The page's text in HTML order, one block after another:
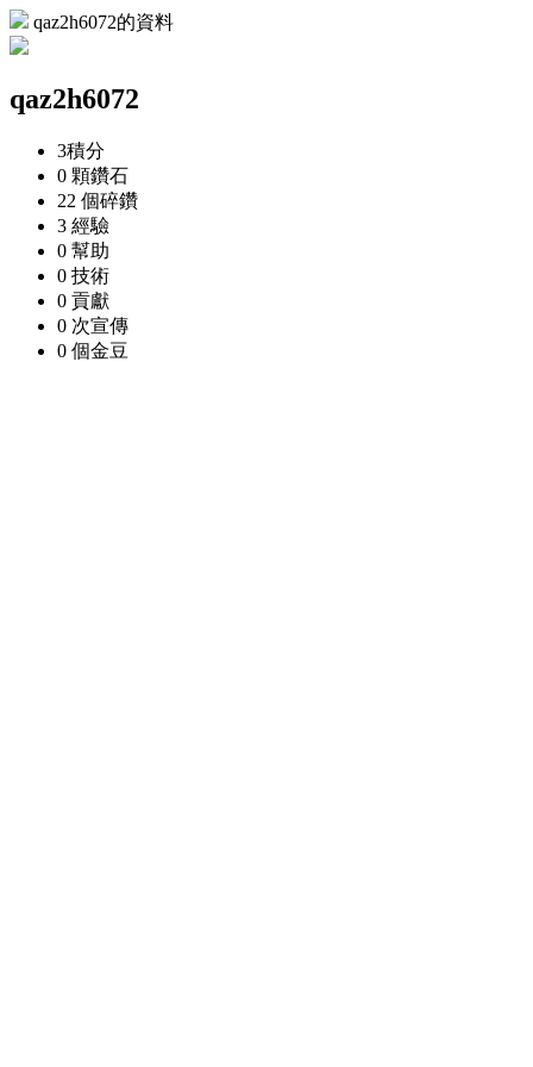
qaz2h6072的資料
qaz2h6072
3積分
0 顆鑽石
22 個碎鑽
3 經驗
0 幫助
0 技術
0 貢獻
0 次宣傳
0 個金豆